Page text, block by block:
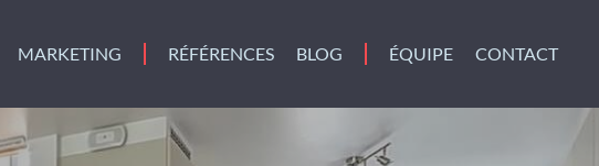
MARKETING RÉFÉRENCES BLOG ÉQUIPE CONTACT